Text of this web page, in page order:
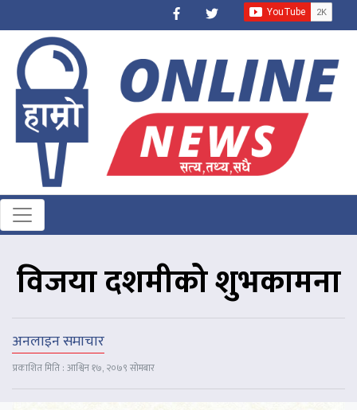
विजया दशमीको शुभकामना
अनलाइन समाचार
प्रकाशित मिति : आश्विन १७, २०७९ सोमबार